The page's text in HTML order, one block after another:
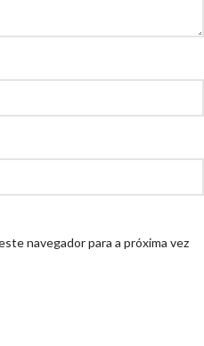
navegador para a próxima vez